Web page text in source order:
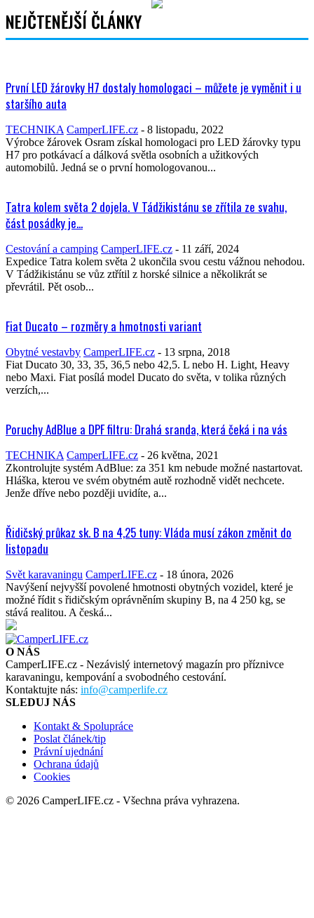
NEJČTENĚJŠÍ ČLÁNKY
První LED žárovky H7 dostaly homologaci – můžete je vyměnit i u
staršího auta
TECHNIKA CamperLIFE.cz - 8 listopadu, 2022
Výrobce žárovek Osram získal homologaci pro LED žárovky typu
H7 pro potkávací a dálková světla osobních a užitkových
automobilů. Jedná se o první homologovanou...
Tatra kolem světa 2 dojela. V Tádžikistánu se zřítila ze svahu,
část posádky je...
Cestování a camping CamperLIFE.cz - 11 září, 2024
Expedice Tatra kolem světa 2 ukončila svou cestu vážnou nehodou.
V Tádžikistánu se vůz ztřítil z horské silnice a několikrát se
převrátil. Pět osob...
Fiat Ducato – rozměry a hmotnosti variant
Obytné vestavby CamperLIFE.cz - 13 srpna, 2018
Fiat Ducato 30, 33, 35, 36,5 nebo 42,5. L nebo H. Light, Heavy
nebo Maxi. Fiat posílá model Ducato do světa, v tolika různých
verzích,...
Poruchy AdBlue a DPF filtru: Drahá sranda, která čeká i na vás
TECHNIKA CamperLIFE.cz - 26 května, 2021
Zkontrolujte systém AdBlue: za 351 km nebude možné nastartovat.
Hláška, kterou ve svém obytném autě rozhodně vidět nechcete.
Jenže dříve nebo později uvidíte, a...
Řidičský průkaz sk. B na 4,25 tuny: Vláda musí zákon změnit do
listopadu
Svět karavaningu CamperLIFE.cz - 18 února, 2026
Navýšení nejvyšší povolené hmotnosti obytných vozidel, které je
možné řídit s řidičským oprávněním skupiny B, na 4 250 kg, se
stává realitou. A česká...
O NÁS
CamperLIFE.cz - Nezávislý internetový magazín pro příznivce
karavaningu, kempování a svobodného cestování.
Kontaktujte nás: info@camperlife.cz
SLEDUJ NÁS
Kontakt & Spolupráce
Poslat článek/tip
Právní ujednání
Ochrana údajů
Cookies
© 2026 CamperLIFE.cz - Všechna práva vyhrazena.